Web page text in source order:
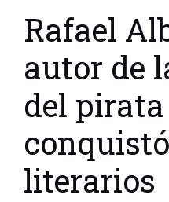
Rafael
autor de
del
literarios